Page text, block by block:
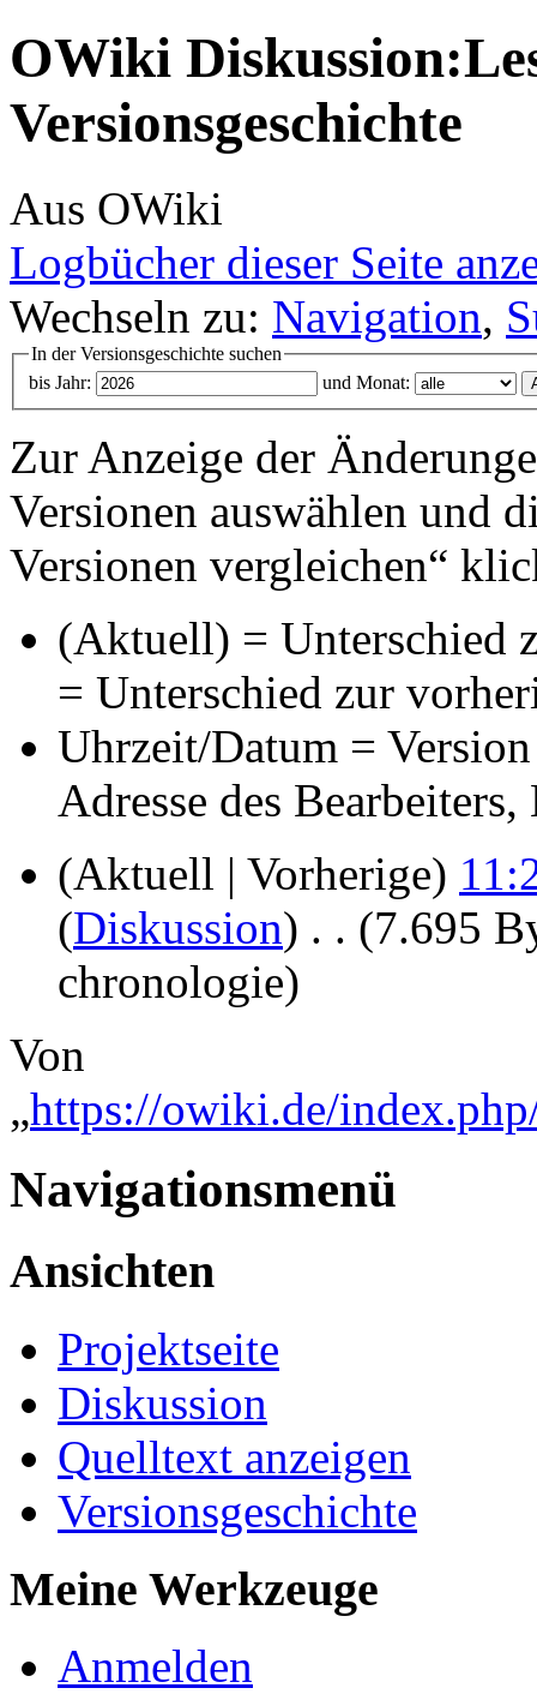
OWiki
Versionsgeschichte
Aus OWiki
Logbücher dieser Seite
Wechseln zu: Navigation,
In der Versionsgeschichte suchen
bis Jahr:
und Monat:
Zur Anzeige der
Versionen auswählen und
Versionen vergleichen“
(Aktuell) = Unterschied
= Unterschied zur
Uhrzeit/Datum =
Adresse des
(Aktuell | Vorherige)
(Diskussion) . . (7.695
chronologie)
Von
„https://owiki.de/
Navigationsmenü
Ansichten
Projektseite
Diskussion
Quelltext anzeigen
Versionsgeschichte
Meine Werkzeuge
Anmelden